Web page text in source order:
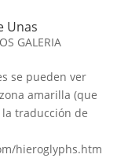
Unas
GALERIA
se pueden ver
amarilla (que
traducción de
hieroglyphs.htm